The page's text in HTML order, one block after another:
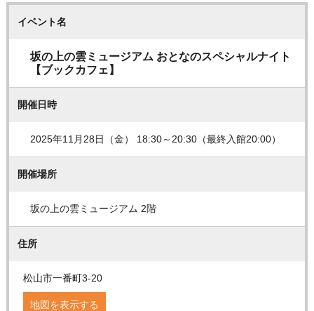
イベント名
坂の上の雲ミュージアム おとなのスペシャルナイト
【ブックカフェ】
開催日時
2025年11月28日（金） 18:30～20:30（最終入館20:00）
開催場所
坂の上の雲ミュージアム 2階
住所
松山市一番町3-20
地図を表示する